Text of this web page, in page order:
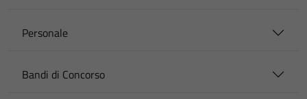
Personale
Bandi di Concorso